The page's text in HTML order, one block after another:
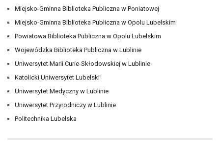
Miejsko-Gminna Biblioteka Publiczna w Poniatowej
Miejsko-Gminna Biblioteka Publiczna w Opolu Lubelskim
Powiatowa Biblioteka Publiczna w Opolu Lubelskim
Wojewódzka Biblioteka Publiczna w Lublinie
Uniwersytet Marii Curie-Skłodowskiej w Lublinie
Katolicki Uniwersytet Lubelski
Uniwersytet Medyczny w Lublinie
Uniwersytet Przyrodniczy w Lublinie
Politechnika Lubelska